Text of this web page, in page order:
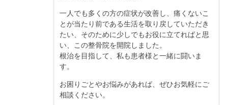
一人でも多くの方の症状が改善し、痛くないこ
とが当たり前である生活を取り戻していただき
たい、そのために少しでもお役に立てればと思
い、この整骨院を開院しました。
根治を目指して、私も患者様と一緒に闘いま
す。
お困りごとやお悩みがあれば、ぜひお気軽にご
相談ください。